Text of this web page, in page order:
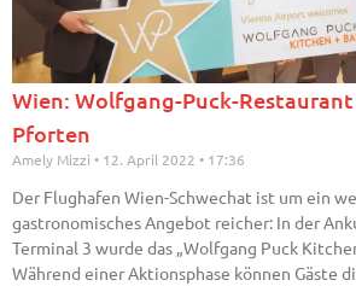
Wien: Wolfgang-Puck-
Pforten
Amely Mizzi 12. April 2022 17:36
Der Flughafen Wien-Schwechat ist um ein
gastronomisches Angebot reicher: In der
Terminal 3 wurde das „Wolfgang Puck
Während einer Aktionsphase können Gäste